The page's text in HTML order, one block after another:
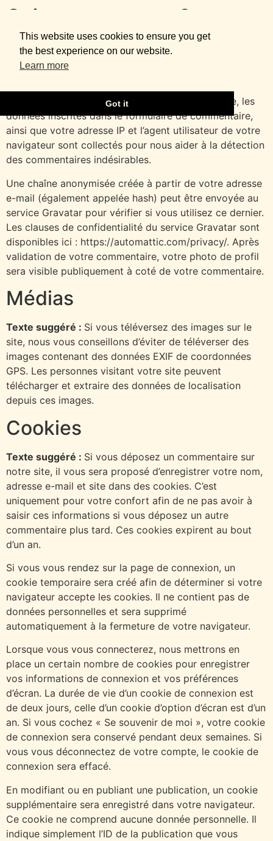
Qui sommes-nous ?
L’adresse de notre site est : https://ladyalai.com.
Commentaires
Quand vous laissez un commentaire sur notre site, les
données inscrites dans le formulaire de commentaire,
ainsi que votre adresse IP et l’agent utilisateur de votre
navigateur sont collectés pour nous aider à la détection
des commentaires indésirables.
Une chaîne anonymisée créée à partir de votre adresse
e-mail (également appelée hash) peut être envoyée au
service Gravatar pour vérifier si vous utilisez ce dernier.
Les clauses de confidentialité du service Gravatar sont
disponibles ici : https://automattic.com/privacy/. Après
validation de votre commentaire, votre photo de profil
sera visible publiquement à coté de votre commentaire.
Médias
Texte suggéré : Si vous téléversez des images sur le
site, nous vous conseillons d’éviter de téléverser des
images contenant des données EXIF de coordonnées
GPS. Les personnes visitant votre site peuvent
télécharger et extraire des données de localisation
depuis ces images.
Cookies
Texte suggéré : Si vous déposez un commentaire sur
notre site, il vous sera proposé d’enregistrer votre nom,
adresse e-mail et site dans des cookies. C’est
uniquement pour votre confort afin de ne pas avoir à
saisir ces informations si vous déposez un autre
commentaire plus tard. Ces cookies expirent au bout
d’un an.
Si vous vous rendez sur la page de connexion, un
cookie temporaire sera créé afin de déterminer si votre
navigateur accepte les cookies. Il ne contient pas de
données personnelles et sera supprimé
automatiquement à la fermeture de votre navigateur.
Lorsque vous vous connecterez, nous mettrons en
place un certain nombre de cookies pour enregistrer
vos informations de connexion et vos préférences
d’écran. La durée de vie d’un cookie de connexion est
de deux jours, celle d’un cookie d’option d’écran est d’un
an. Si vous cochez « Se souvenir de moi », votre cookie
de connexion sera conservé pendant deux semaines. Si
vous vous déconnectez de votre compte, le cookie de
connexion sera effacé.
En modifiant ou en publiant une publication, un cookie
supplémentaire sera enregistré dans votre navigateur.
Ce cookie ne comprend aucune donnée personnelle. Il
indique simplement l’ID de la publication que vous
This website uses cookies to ensure you get
the best experience on our website.
Learn more
Got it